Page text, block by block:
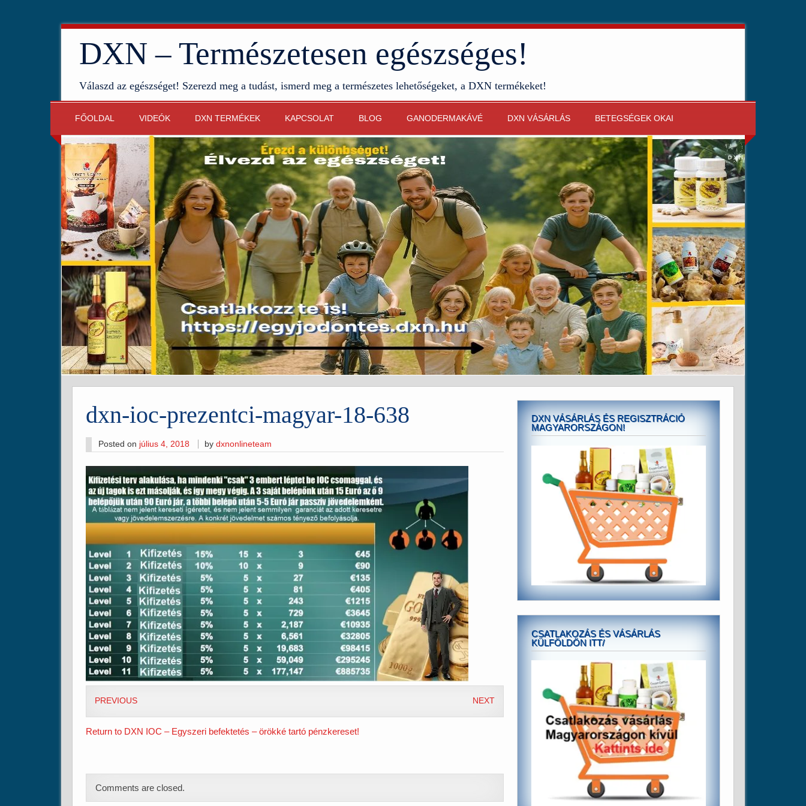
DXN – Természetesen egészséges!
Válaszd az egészséget! Szerezd meg a tudást, ismerd meg a természetes lehetőségeket, a DXN termékeket!
FŐOLDAL VIDEÓK DXN TERMÉKEK KAPCSOLAT BLOG GANODERMAKÁVÉ DXN VÁSÁRLÁS BETEGSÉGEK OKAI
dxn-ioc-prezentci-magyar-18-638
Posted on július 4, 2018 bydxnonlineteam
PREVIOUS NEXT
Return to DXN IOC – Egyszeri befektetés – örökké tartó pénzkereset!
Comments are closed.
DXN VÁSÁRLÁS ÉS REGISZTRÁCIÓ
MAGYARORSZÁGON!
CSATLAKOZÁS ÉS VÁSÁRLÁS
KÜLFÖLDÖN ITT/